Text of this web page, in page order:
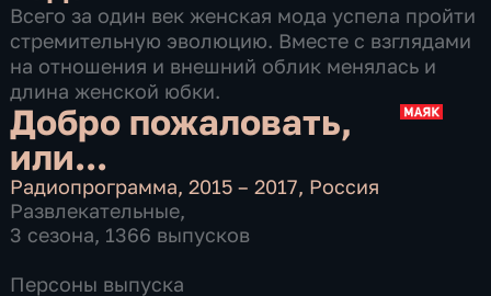
Всего за один век женская мода успела пройти
стремительную эволюцию. Вместе с взглядами
на отношения и внешний облик менялась и
длина женской юбки.
Добро пожаловать,
или...
Радиопрограмма,2015 – 2017, Россия
Развлекательные,
3 сезона, 1366 выпусков
Персоны выпуска